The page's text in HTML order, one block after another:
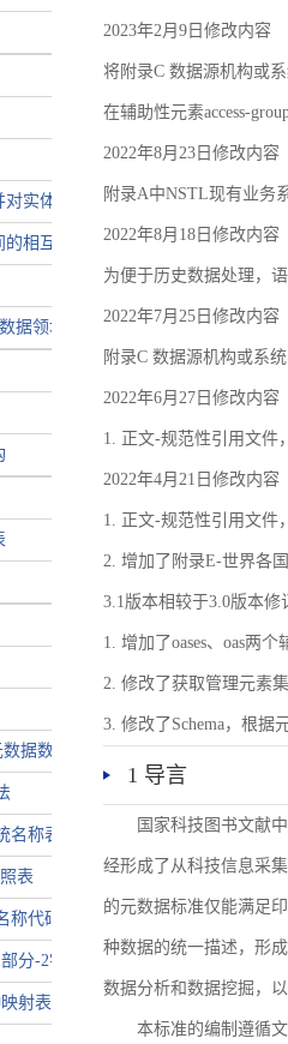
对实体对象命名
相互关系，定义实体对象之间的关联
据领域模型的验证
据数据唯一标识符规则
名称表
表
称代码-2字母代码（GB/T 2659-2000
分-2字母代码（GB/T 4880.1-2005等
射表
2023年2月9日修改内容
将附录C 数据源机构或
在辅助性元素access-
2022年8月23日修改内容
附录A中NSTL现有业务
2022年8月18日修改内容
为便于历史数据处理，
2022年7月25日修改内容
附录C 数据源机构或系
2022年6月27日修改内容
1. 正文-规范性引用文件
2022年4月21日修改内容
1. 正文-规范性引用文件
2. 增加了附录E-世界各
3.1版本相较于3.0版本修
1. 增加了oases、oas两
2. 修改了获取管理元素
3. 修改了Schema，根据
1 导言
国家科技图书文献
经形成了从科技信息采
的元数据标准仅能满足
种数据的统一描述，形
数据分析和数据挖掘，
本标准的编制遵循